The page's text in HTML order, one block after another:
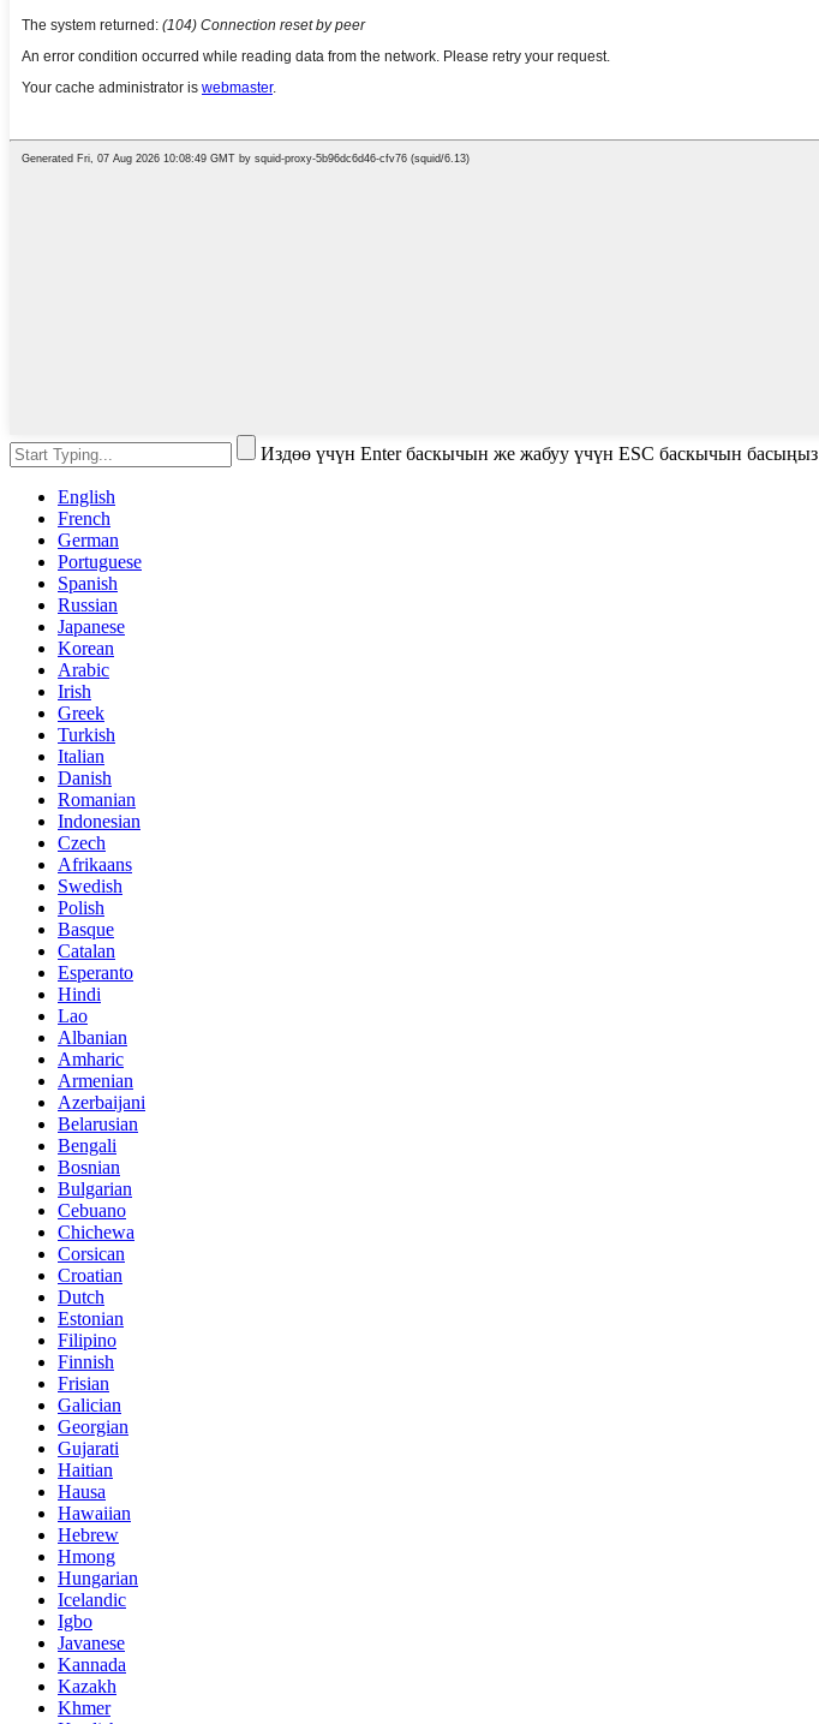
Издөө үчүн Enter баскычын же жабуу үчүн ESC баскычын басыңыз
English
French
German
Portuguese
Spanish
Russian
Japanese
Korean
Arabic
Irish
Greek
Turkish
Italian
Danish
Romanian
Indonesian
Czech
Afrikaans
Swedish
Polish
Basque
Catalan
Esperanto
Hindi
Lao
Albanian
Amharic
Armenian
Azerbaijani
Belarusian
Bengali
Bosnian
Bulgarian
Cebuano
Chichewa
Corsican
Croatian
Dutch
Estonian
Filipino
Finnish
Frisian
Galician
Georgian
Gujarati
Haitian
Hausa
Hawaiian
Hebrew
Hmong
Hungarian
Icelandic
Igbo
Javanese
Kannada
Kazakh
Khmer